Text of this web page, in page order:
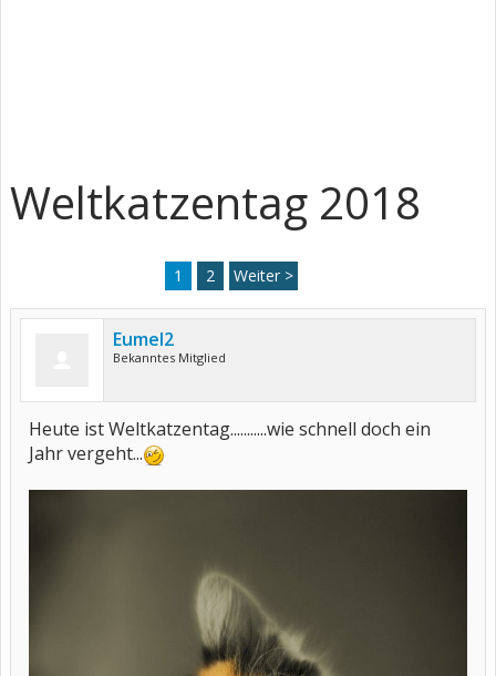
Weltkatzentag 2018
1 2 Weiter >
Eumel2
Bekanntes Mitglied
Heute ist Weltkatzentag...........wie schnell doch ein
Jahr vergeht...